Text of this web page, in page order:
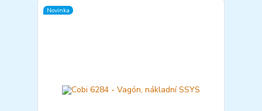
Novinka